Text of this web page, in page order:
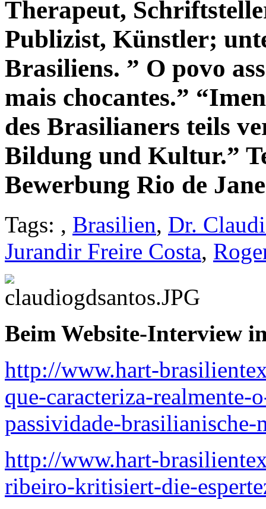
Therapeut,
Publizist, Künstler;
Brasiliens. ” O povo
mais chocantes.”
des Brasilianers teils
Bildung und Kultur.”
Bewerbung Rio de
Tags: , Brasilien, Dr.
Jurandir Freire Costa,
Beim Website-Interview
http://www.hart-
que-caracteriza-
passividade-brasilianische-
http://www.hart-
ribeiro-kritisiert-die-